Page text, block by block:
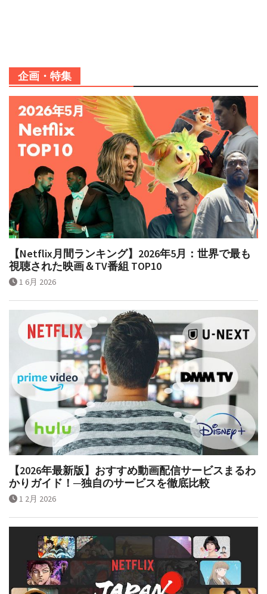
企画・特集
【Netflix月間ランキング】2026年5月：世界で最も
視聴された映画＆TV番組 TOP10
1 6月 2026
【2026年最新版】おすすめ動画配信サービスまるわ
かりガイド！─独自のサービスを徹底比較
1 2月 2026